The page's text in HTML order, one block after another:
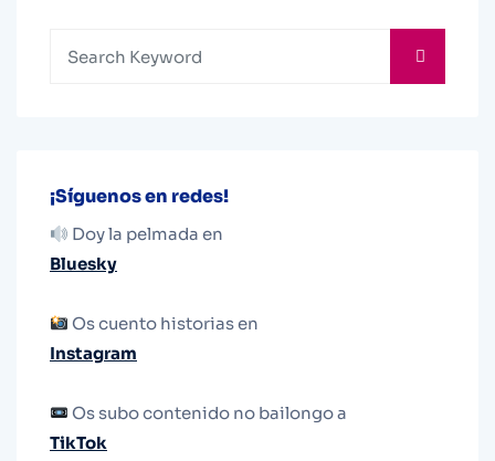
¡Síguenos en redes!
Doy la pelmada en
Bluesky
Os cuento historias en
Instagram
Os subo contenido no bailongo a
TikTok